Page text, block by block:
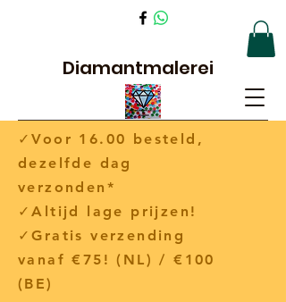
Diamantmalerei
✓Voor 16.00 besteld,
dezelfde dag
verzonden*
✓Altijd lage prijzen!
✓Gratis verzending
vanaf €75! (NL) / €100
(BE)